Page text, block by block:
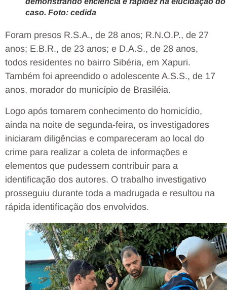
caso. Foto: cedida
Foram presos R.S.A., de 28 anos; R.N.O.P., de 27
anos; E.B.R., de 23 anos; e D.A.S., de 28 anos,
todos residentes no bairro Sibéria, em Xapuri.
Também foi apreendido o adolescente A.S.S., de 17
anos, morador do município de Brasiléia.
Logo após tomarem conhecimento do homicídio,
ainda na noite de segunda-feira, os investigadores
iniciaram diligências e compareceram ao local do
crime para realizar a coleta de informações e
elementos que pudessem contribuir para a
identificação dos autores. O trabalho investigativo
prosseguiu durante toda a madrugada e resultou na
rápida identificação dos envolvidos.